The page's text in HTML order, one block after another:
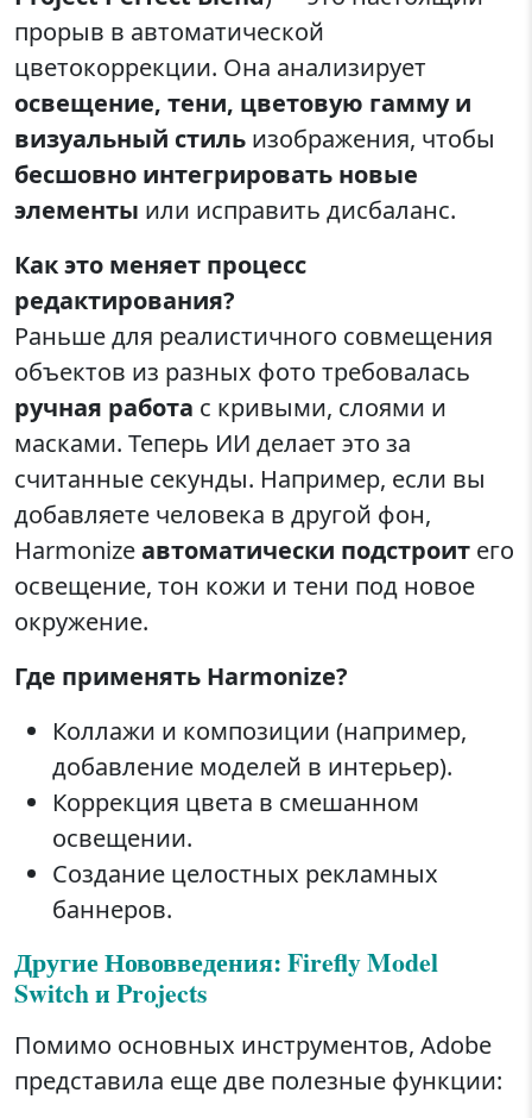
прорыв в автоматической
цветокоррекции. Она анализирует
освещение, тени, цветовую гамму и
визуальный стиль изображения, чтобы
бесшовно интегрировать новые
элементы или исправить дисбаланс.
Как это меняет процесс
редактирования?
Раньше для реалистичного совмещения
объектов из разных фото требовалась
ручная работа с кривыми, слоями и
масками. Теперь ИИ делает это за
считанные секунды. Например, если вы
добавляете человека в другой фон,
Harmonizeавтоматически подстроит его
освещение, тон кожи и тени под новое
окружение.
Где применять Harmonize?
Коллажи и композиции (например,
добавление моделей в интерьер).
Коррекция цвета в смешанном
освещении.
Создание целостных рекламных
баннеров.
Другие Нововведения: Firefly Model
Switch и Projects
Помимо основных инструментов, Adobe
представила еще две полезные функции: